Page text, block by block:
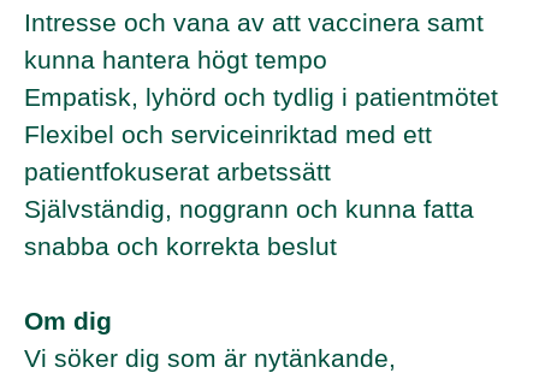
Intresse och vana av att vaccinera samt
kunna hantera högt tempo
Empatisk, lyhörd och tydlig i patientmötet
Flexibel och serviceinriktad med ett
patientfokuserat arbetssätt
Självständig, noggrann och kunna fatta
snabba och korrekta beslut
Om dig
Vi söker dig som är nytänkande,